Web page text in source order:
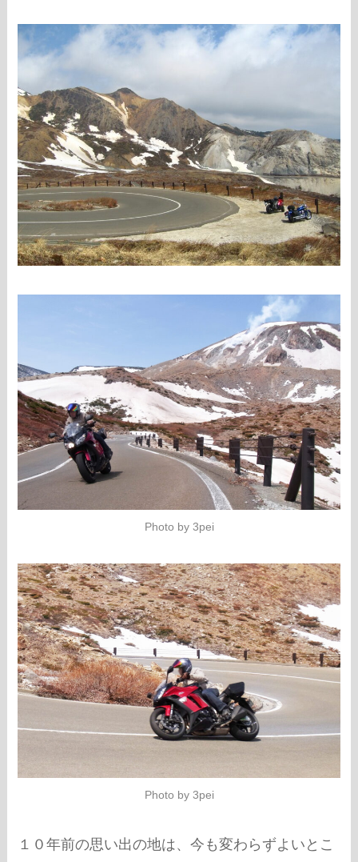
Photo by 3pei
Photo by 3pei
１０年前の思い出の地は、今も変わらずよいとこ